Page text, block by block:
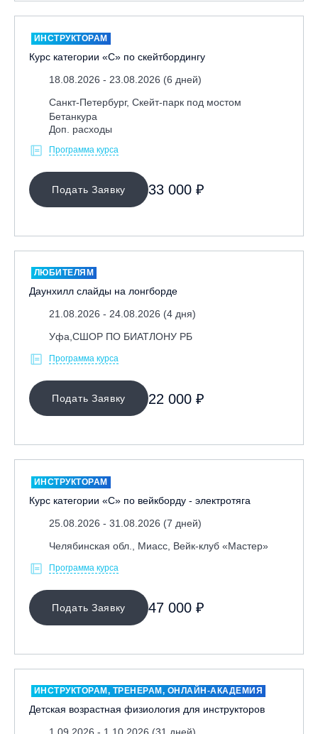
ИНСТРУКТОРАМ
Курс категории «С» по скейтбордингу
18.08.2026 - 23.08.2026 (6 дней)
Санкт-Петербург, Скейт-парк под мостом
Бетанкура
Доп. расходы
Программа курса
Подать Заявку 33 000 ₽
ЛЮБИТЕЛЯМ
Даунхилл слайды на лонгборде
21.08.2026 - 24.08.2026 (4 дня)
Уфа,СШОР ПО БИАТЛОНУ РБ
Программа курса
Подать Заявку 22 000 ₽
ИНСТРУКТОРАМ
Курс категории «С» по вейкборду - электротяга
25.08.2026 - 31.08.2026 (7 дней)
Челябинская обл., Миасс, Вейк-клуб «Мастер»
Программа курса
Подать Заявку 47 000 ₽
ИНСТРУКТОРАМ, ТРЕНЕРАМ, ОНЛАЙН-АКАДЕМИЯ
Детская возрастная физиология для инструкторов